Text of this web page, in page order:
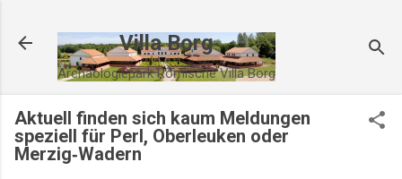
Villa Borg
Archäologiepark Römische Villa Borg
Aktuell finden sich kaum Meldungen
speziell für Perl, Oberleuken oder
Merzig‑Wadern